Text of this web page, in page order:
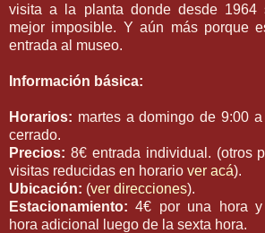
visita a la planta donde desde 1964
mejor imposible. Y aún más porque
entrada al museo.
Información básica:
Horarios: martes a domingo de 9:00
cerrado.
Precios: 8€ entrada individual. (otros
visitas reducidas en horario ver acá).
Ubicación: (ver direcciones).
Estacionamiento: 4€ por una hora y
hora adicional luego de la sexta hora.